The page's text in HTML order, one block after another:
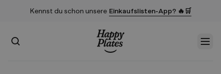
Kennst du schon unsere Einkaufslisten-App? 🔥🛒
Suchen